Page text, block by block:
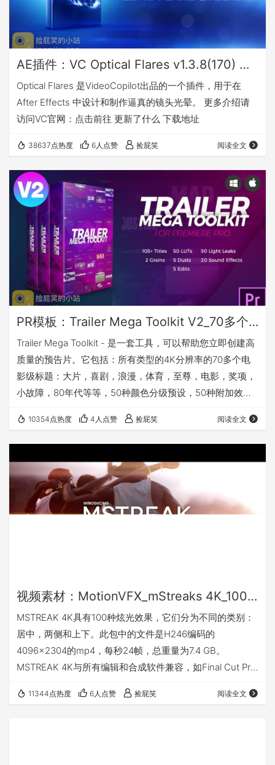
AE插件：VC Optical Flares v1.3.8(170) 最强AE镜头光晕耀斑插件（Win&Mac）
Optical Flares 是VideoCopilot出品的一个插件，用于在
After Effects 中设计和制作逼真的镜头光晕。 更多介绍请
访问VC官网：点击前往 更新了什么 下载地址
38637点热度 6人点赞 捡屁笑 阅读全文
PR模板：Trailer Mega Toolkit V2_70多个电影预告片头Mogrt模板+Luts+炫光视频素材等
Trailer Mega Toolkit - 是一套工具，可以帮助您立即创建高
质量的预告片。它包括：所有类型的4K分辨率的70多个电
影级标题：大片，喜剧，浪漫，体育，至尊，电影，奖项，
小故障，80年代等等，50种颜色分级预设，50种附加效果
和撞击） 支持 Premiere Pro 2017及以上.MOGRT文件（需
要安装After Effects） 预览 下载地址 提取码：i98q
10354点热度 4人点赞 捡屁笑 阅读全文
视频素材：MotionVFX_mStreaks 4K_100个4K唯美镜头炫光光晕视频素材
MSTREAK 4K具有100种炫光效果，它们分为不同的类别：
居中，两侧和上下。此包中的文件是H246编码的
4096×2304的mp4，每秒24帧，总重量为7.4 GB。
MSTREAK 4K与所有编辑和合成软件兼容，如Final Cut Pro
（添加，屏幕）即可。 预览 H264格式 4K 4096 x 2304
11344点热度 6人点赞 捡屁笑 阅读全文